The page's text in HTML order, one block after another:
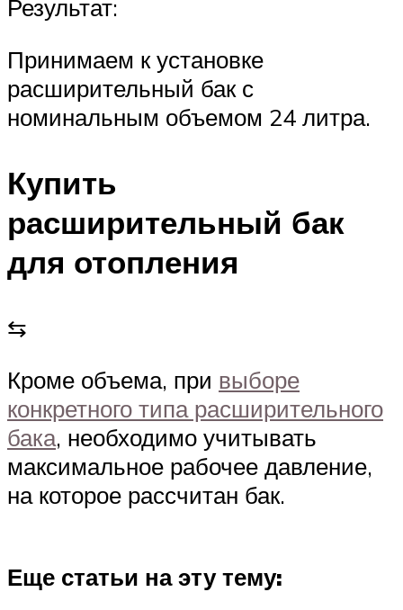
Результат:
Принимаем к установке
расширительный бак с
номинальным объемом 24 литра.
Купить
расширительный бак
для отопления
⇆
Кроме объема, при выборе
конкретного типа расширительного
бака, необходимо учитывать
максимальное рабочее давление,
на которое рассчитан бак.
Еще статьи на эту тему: